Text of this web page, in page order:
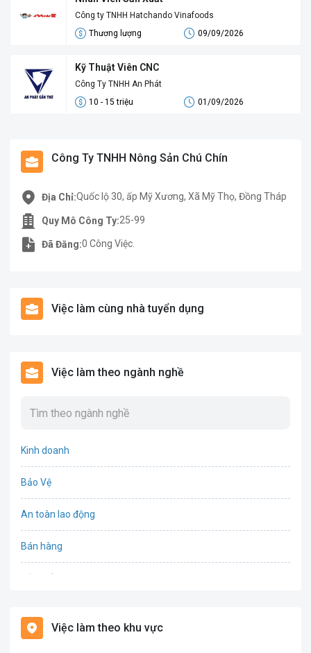
Công ty TNHH Hatchando Vinafoods
Thương lượng
09/09/2026
Kỹ Thuật Viên CNC
Công Ty TNHH An Phát
10 - 15 triệu
01/09/2026
Công Ty TNHH Nông Sản Chú Chín
Địa Chỉ:Quốc lộ 30, ấp Mỹ Xương, Xã Mỹ Thọ, Đồng Tháp
Quy Mô Công Ty:25-99
Đã Đăng:0 Công Việc.
Việc làm cùng nhà tuyển dụng
Việc làm theo ngành nghề
Kinh doanh
Bảo Vệ
An toàn lao động
Bán hàng
Biên phiên dịch
Việc làm theo khu vực